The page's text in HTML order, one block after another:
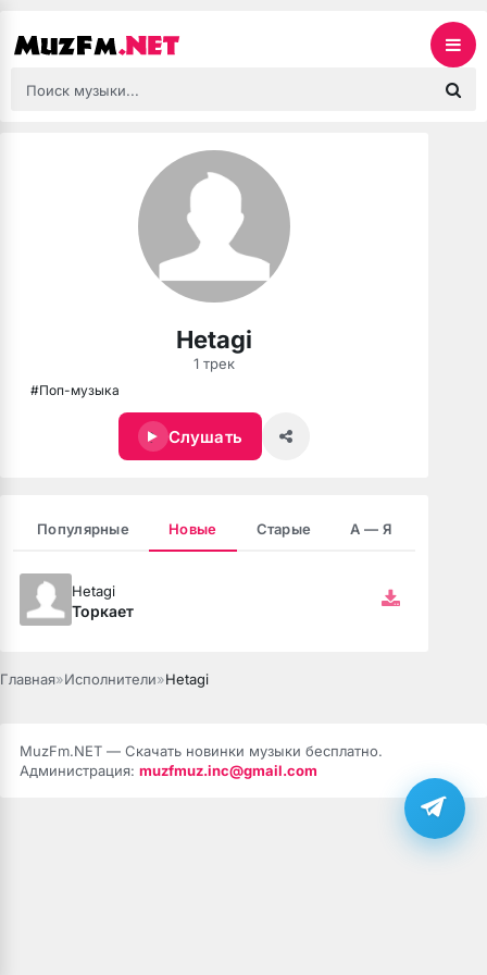
Hetagi
1 трек
#Поп-музыка
Слушать
Популярные Новые Старые А — Я
Hetagi
Торкает
Главная»Исполнители»Hetagi
MuzFm.NET — Скачать новинки музыки бесплатно.
Администрация: muzfmuz.inc@gmail.com